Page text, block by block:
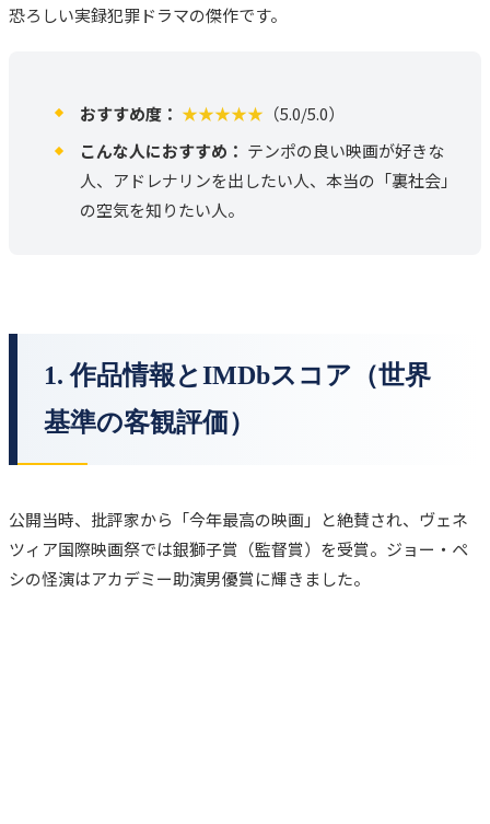
恐ろしい実録犯罪ドラマの傑作です。
おすすめ度： ★★★★★ （5.0/5.0）
こんな人におすすめ： テンポの良い映画が好きな
人、アドレナリンを出したい人、本当の「裏社会」
の空気を知りたい人。
1. 作品情報とIMDbスコア（世界
基準の客観評価）
公開当時、批評家から「今年最高の映画」と絶賛され、ヴェネ
ツィア国際映画祭では銀獅子賞（監督賞）を受賞。ジョー・ペ
シの怪演はアカデミー助演男優賞に輝きました。